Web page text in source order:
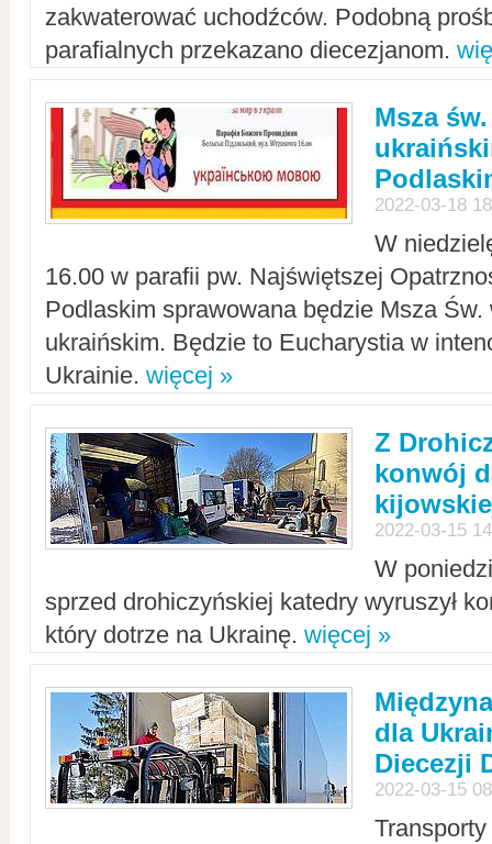
zakwaterować uchodźców. Podobną
parafialnych przekazano diecezjanom.
Msza
2022-03-18
W
16.00 w parafii pw. Najświętszej
Podlaskim sprawowana będzie Msza Św.
ukraińskim. Będzie to Eucharystia w
Ukrainie. więcej »
Z
konwój
2022-03-15
W
sprzed drohiczyńskiej katedry wyruszył
który dotrze na Ukrainę. więcej »
dla
Diecezji
2022-03-15